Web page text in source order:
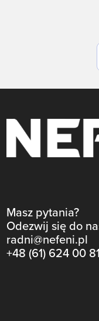
Masz pytania?
Odezwij się do
radni@nefeni.pl
+48 (61) 624 00 81